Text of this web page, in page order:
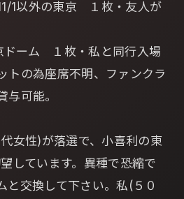
1以外の東京 １枚・友人が
ーム １枚・私と同行入場
トの為座席不明、ファンクラ
与可能。
女性)が落選で、小喜利の東
しています。異種で恐縮で
と交換して下さい。私(５０